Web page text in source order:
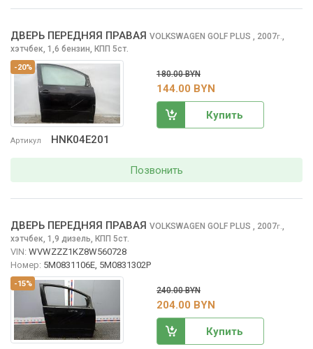
-20%
Артикул HNK04E201
ДВЕРЬ ПЕРЕДНЯЯ ПРАВАЯ VOLKSWAGEN GOLF PLUS , 2007г.,
хэтчбек, 1,6 бензин, КПП 5ст.
180.00 BYN
144.00 BYN
Купить
Позвонить
-15%
ДВЕРЬ ПЕРЕДНЯЯ ПРАВАЯ VOLKSWAGEN GOLF PLUS , 2007г.,
хэтчбек, 1,9 дизель, КПП 5ст.
VIN: WVWZZZ1KZ8W560728
Номер: 5M0831106E, 5M0831302P
240.00 BYN
204.00 BYN
Купить